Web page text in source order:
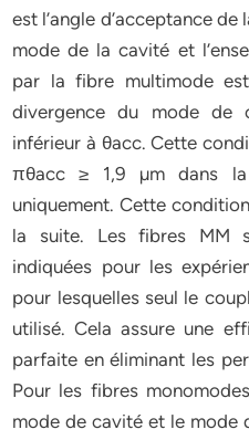
est l’angle d’acceptance
mode de la cavité et
par la fibre multimode
divergence du mode
inférieur à θacc. Cette
πθacc ≥ 1,9 µm dans
uniquement. Cette
la suite. Les fibres MM
indiquées pour les
pour lesquelles seul le
utilisé. Cela assure une
parfaite en éliminant les
Pour les fibres
mode de cavité et le mode